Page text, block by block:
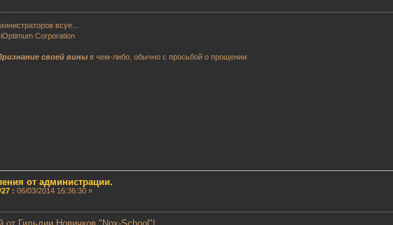
всуе...
Corporation
своей вины в чем-либо, обычно с просьбой о прощении
от администрации.
: 06/03/2014 16:36:30 »